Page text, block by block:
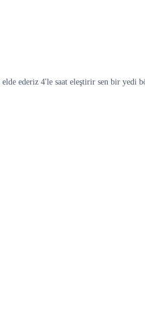
ederiz 4'le saat eleştirir sen bir yedi